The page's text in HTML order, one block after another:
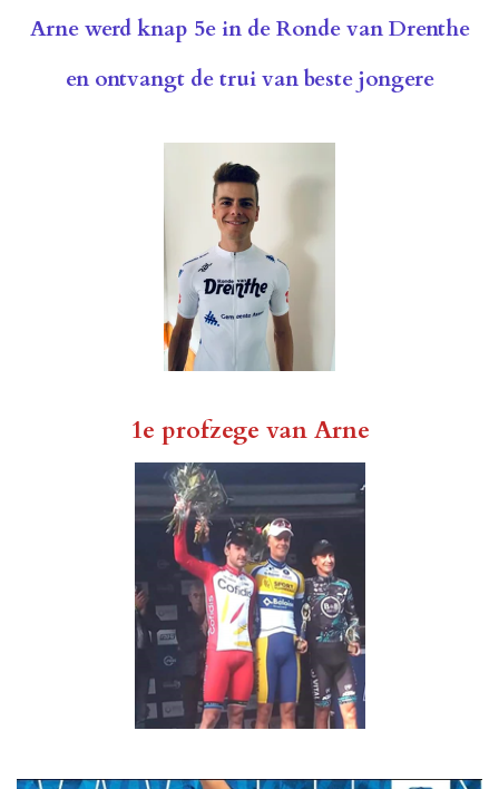
Arne werd knap 5e in de Ronde van Drenthe
en ontvangt de trui van beste jongere
1e profzege van Arne